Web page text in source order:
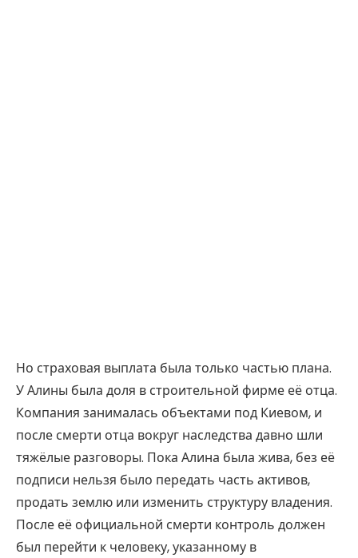
Но страховая выплата была только частью плана.
У Алины была доля в строительной фирме её отца.
Компания занималась объектами под Киевом, и
после смерти отца вокруг наследства давно шли
тяжёлые разговоры. Пока Алина была жива, без её
подписи нельзя было передать часть активов,
продать землю или изменить структуру владения.
После её официальной смерти контроль должен
был перейти к человеку, указанному в